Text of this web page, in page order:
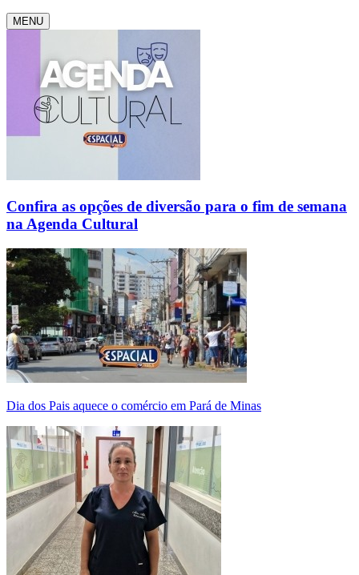
MENU
Confira as opções de diversão para o fim de semana
na Agenda Cultural
Dia dos Pais aquece o comércio em Pará de Minas